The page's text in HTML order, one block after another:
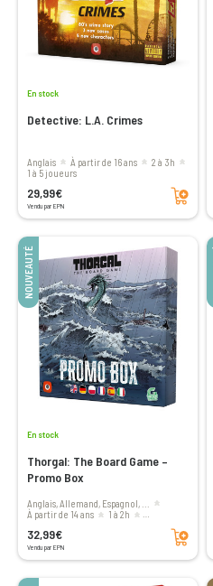
En stock
Detective: L.A. Crimes
Anglais à partir de 16 ans
2 à 3h
1 à 5 joueurs
29,99€
Vendu par EPN
Ajouter au panier
NOUVEAUTÉ
En stock
Thorgal: The Board Game –
Promo Box
Anglais, Allemand, Espagnol, ...
à partir de 14 ans
1 à 2h
32,99€
Vendu par EPN
Ajouter au panier